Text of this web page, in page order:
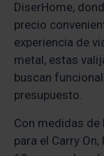
DiserHome,
precio
experiencia de
metal, estas
buscan
presupuesto.
Con medidas
para el Carry